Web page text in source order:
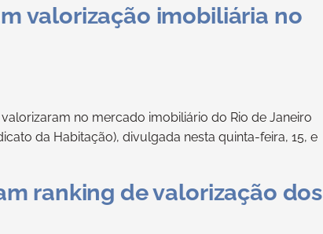
valorização imobiliária no
no mercado imobiliário do Rio de Janeiro
da Habitação), divulgada nesta quinta-feira, 15, e
ranking de valorização dos